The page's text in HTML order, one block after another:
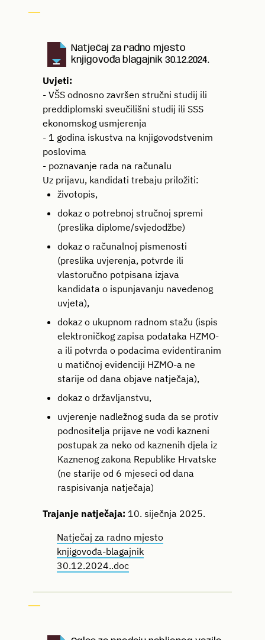
Natječaj za radno mjesto
knjigovođa blagajnik 30.12.2024.
Uvjeti:
- VŠS odnosno završen stručni studij ili
preddiplomski sveučilišni studij ili SSS
ekonomskog usmjerenja
- 1 godina iskustva na knjigovodstvenim
poslovima
- poznavanje rada na računalu
Uz prijavu, kandidati trebaju priložiti:
životopis,
dokaz o potrebnoj stručnoj spremi
(preslika diplome/svjedodžbe)
dokaz o računalnoj pismenosti
(preslika uvjerenja, potvrde ili
vlastoručno potpisana izjava
kandidata o ispunjavanju navedenog
uvjeta),
dokaz o ukupnom radnom stažu (ispis
elektroničkog zapisa podataka HZMO-
a ili potvrda o podacima evidentiranim
u matičnoj evidenciji HZMO-a ne
starije od dana objave natječaja),
dokaz o državljanstvu,
uvjerenje nadležnog suda da se protiv
podnositelja prijave ne vodi kazneni
postupak za neko od kaznenih djela iz
Kaznenog zakona Republike Hrvatske
(ne starije od 6 mjeseci od dana
raspisivanja natječaja)
Trajanje natječaja: 10. siječnja 2025.
Natječaj za radno mjesto
knjigovođa-blagajnik
30.12.2024..doc